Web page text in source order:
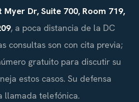
Myer Dr, Suite 700, Room 719,
, a poca distancia de la DC
consultas son con cita previa;
gratuito para discutir su
estos casos. Su defensa
llamada telefónica.